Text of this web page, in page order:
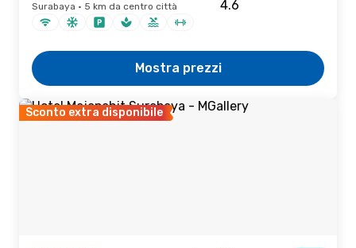
Surabaya · 5 km da centro città
Mostra prezzi
Sconto extra disponibile